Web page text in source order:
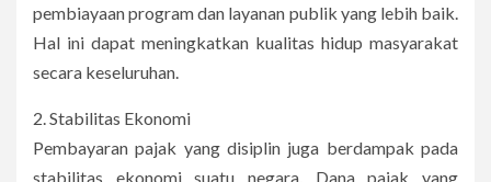
pembiayaan program dan layanan publik yang lebih baik.
Hal ini dapat meningkatkan kualitas hidup masyarakat
secara keseluruhan.
2. Stabilitas Ekonomi
Pembayaran pajak yang disiplin juga berdampak pada
stabilitas ekonomi suatu negara. Dana pajak yang